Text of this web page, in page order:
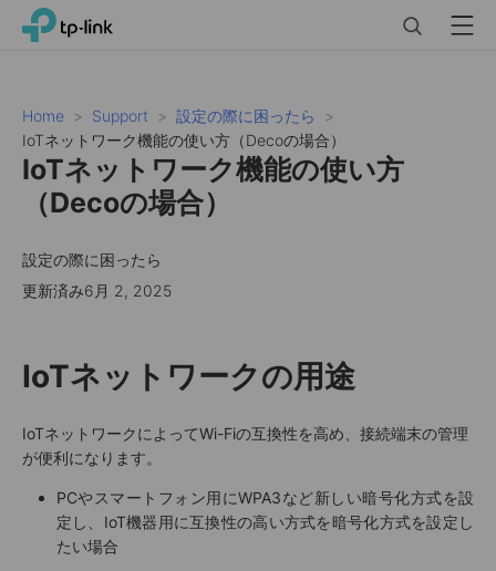
Click
navigation
bar
TP-Link, Reliably Smart Menu
Home Support
設定の際に困ったら
IoTネットワーク機能の使い方（Decoの場合）
IoTネットワーク機能の使い方
（Decoの場合）
設定の際に困ったら
更新済み6月 2, 2025
IoTネットワークの用途
IoTネットワークによってWi-Fiの互換性を高め、接続端末の管理
が便利になります。
PCやスマートフォン用にWPA3など新しい暗号化方式を設
定し、IoT機器用に互換性の高い方式を暗号化方式を設定し
たい場合